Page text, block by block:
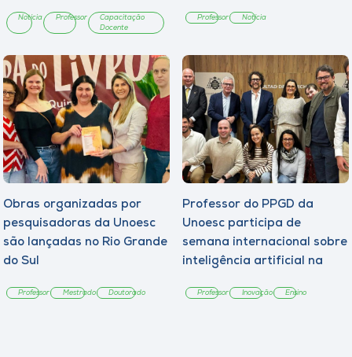
Notícia Professor
Capacitação
Docente
Professor Notícia
Obras organizadas por
pesquisadoras da Unoesc
são lançadas no Rio Grande
do Sul
Professor Mestrado Doutorado
Professor do PPGD da
Unoesc participa de
semana internacional sobre
inteligência artificial na
Professor Inovação Ensino